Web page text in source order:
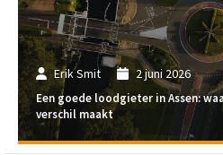
Erik Smit 2 juni 2026
Een goede loodgieter in Assen:
verschil maakt